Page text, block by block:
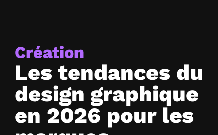
Création
Les tendances du
design graphique
en 2026 pour les